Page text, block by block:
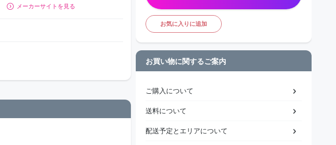
メーカーサイトを見る
お気に入りに追加
お買い物に関するご案内
ご購入について
送料について
配送予定とエリアについて